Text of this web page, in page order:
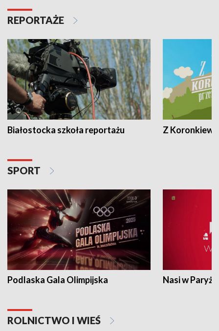
REPORTAŻE
Białostocka szkoła reportażu Z
SPORT
Podlaska Gala Olimpijska Nasi w Paryżu
ROLNICTWO I WIEŚ